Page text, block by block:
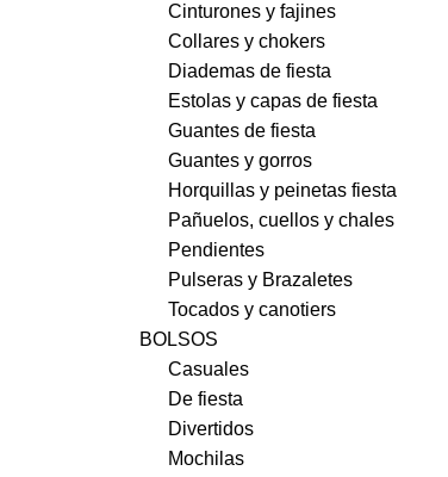
Cinturones y fajines
Collares y chokers
Diademas de fiesta
Estolas y capas de fiesta
Guantes de fiesta
Guantes y gorros
Horquillas y peinetas fiesta
Pañuelos, cuellos y chales
Pendientes
Pulseras y Brazaletes
Tocados y canotiers
BOLSOS
Casuales
De fiesta
Divertidos
Mochilas